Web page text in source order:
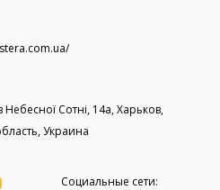
Небесної Сотні, 14а, Харьков,
Украина
Социальные сети: